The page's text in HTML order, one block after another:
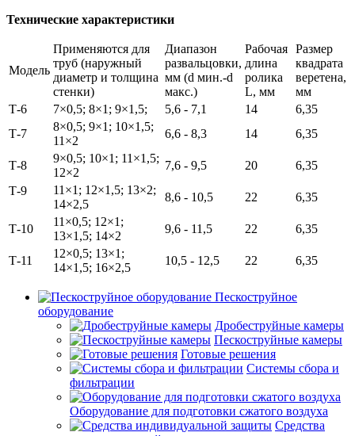
Технические характеристики
Модель
Применяются для
труб (наружный
диаметр и толщина
стенки)
Диапазон
развальцовки,
мм (d мин.-d
макс.)
Рабочая
длина
ролика
L, мм
Размер
квадрата
веретена,
мм
Т-6
7×0,5; 8×1; 9×1,5; 5,6 - 7,1 14
6,35
Т-7
8×0,5; 9×1; 10×1,5;
11×2
6,6 - 8,3 14 6,35
Т-8
9×0,5; 10×1; 11×1,5;
12×2
7,6 - 9,5 20
6,35
Т-9
11×1; 12×1,5; 13×2;
14×2,5
8,6 - 10,5 22 6,35
Т-10
11×0,5; 12×1;
13×1,5; 14×2
9,6 - 11,5 22 6,35
Т-11
12×0,5; 13×1;
14×1,5; 16×2,5
10,5 - 12,5 22 6,35
Пескоструйное
оборудование
Дробеструйные камеры
Пескоструйные камеры
Готовые решения
Системы сбора и
фильтрации
Оборудование для подготовки сжатого воздуха
Средства